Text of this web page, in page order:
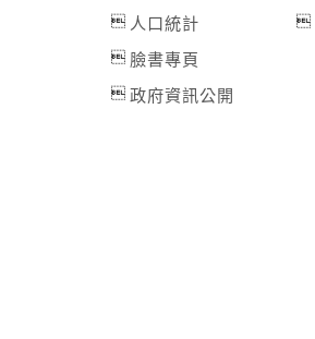
人口統計
臉書專頁
政府資訊公開